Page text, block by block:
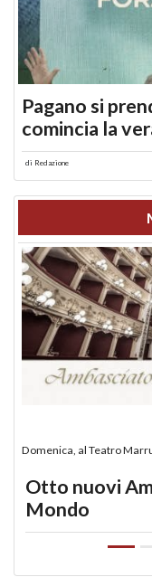
Pagano si
comincia la
di Redazione
Domenica, al Teatro
Otto nuovi
Mondo